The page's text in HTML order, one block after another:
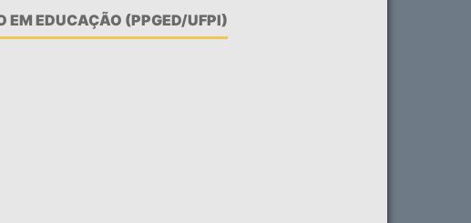
EM EDUCAÇÃO (PPGED/UFPI)